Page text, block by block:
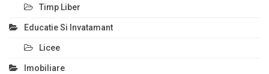
Timp Liber
Educatie Si Invatamant
Licee
Imobiliare